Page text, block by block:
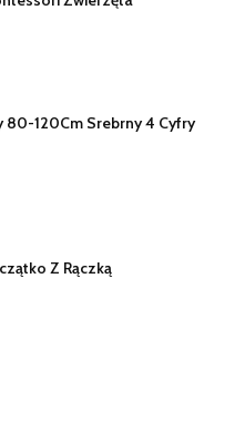
80-120Cm Srebrny 4 Cyfry
Z Rączką